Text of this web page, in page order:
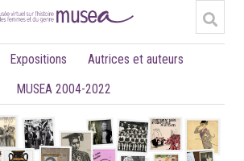
Expositions
Autrices et auteurs
MUSEA 2004-2022